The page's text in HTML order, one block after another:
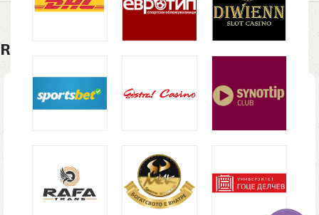
Related products